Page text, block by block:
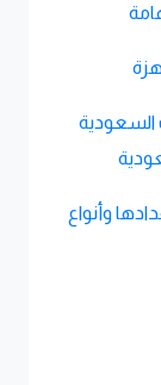
السعودية
وأنواع